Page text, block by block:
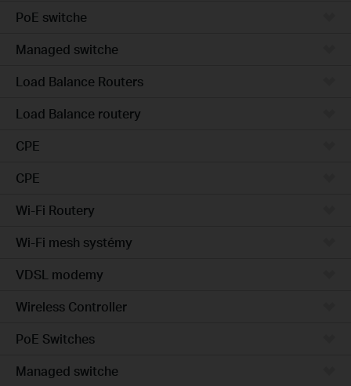
PoE switche
Managed switche
Load Balance Routers
Load Balance routery
CPE
CPE
Wi-Fi Routery
Wi-Fi mesh systémy
VDSL modemy
Wireless Controller
PoE Switches
Managed switche